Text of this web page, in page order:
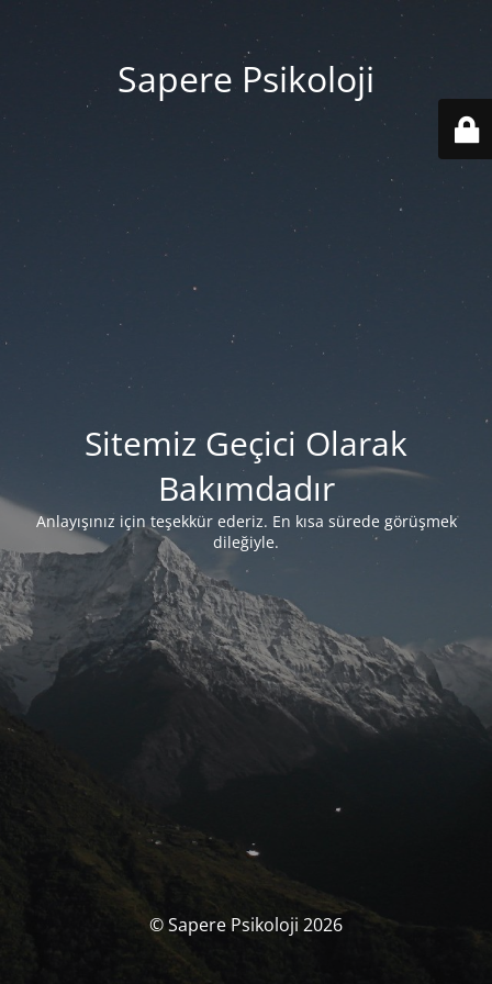
Sapere Psikoloji
Sitemiz Geçici Olarak
Bakımdadır
Anlayışınız için teşekkür ederiz. En kısa sürede görüşmek
dileğiyle.
© Sapere Psikoloji 2026